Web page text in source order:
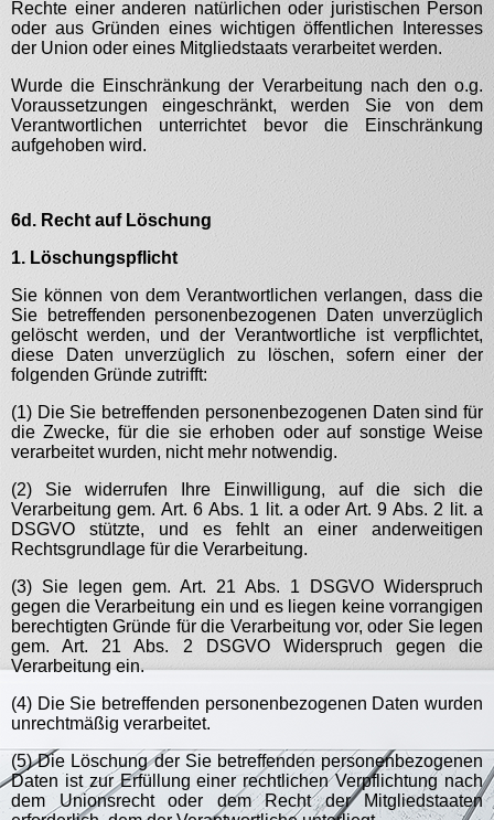
Rechte einer anderen natürlichen oder juristischen Person
oder aus Gründen eines wichtigen öffentlichen Interesses
der Union oder eines Mitgliedstaats verarbeitet werden.
Wurde die Einschränkung der Verarbeitung nach den o.g.
Voraussetzungen eingeschränkt, werden Sie von dem
Verantwortlichen unterrichtet bevor die Einschränkung
aufgehoben wird.
6d. Recht auf Löschung
1. Löschungspflicht
Sie können von dem Verantwortlichen verlangen, dass die
Sie betreffenden personenbezogenen Daten unverzüglich
gelöscht werden, und der Verantwortliche ist verpflichtet,
diese Daten unverzüglich zu löschen, sofern einer der
folgenden Gründe zutrifft:
(1) Die Sie betreffenden personenbezogenen Daten sind für
die Zwecke, für die sie erhoben oder auf sonstige Weise
verarbeitet wurden, nicht mehr notwendig.
(2) Sie widerrufen Ihre Einwilligung, auf die sich die
Verarbeitung gem. Art. 6 Abs. 1 lit. a oder Art. 9 Abs. 2 lit. a
DSGVO stützte, und es fehlt an einer anderweitigen
Rechtsgrundlage für die Verarbeitung.
(3) Sie legen gem. Art. 21 Abs. 1 DSGVO Widerspruch
gegen die Verarbeitung ein und es liegen keine vorrangigen
berechtigten Gründe für die Verarbeitung vor, oder Sie legen
gem. Art. 21 Abs. 2 DSGVO Widerspruch gegen die
Verarbeitung ein.
(4) Die Sie betreffenden personenbezogenen Daten wurden
unrechtmäßig verarbeitet.
(5) Die Löschung der Sie betreffenden personenbezogenen
Daten ist zur Erfüllung einer rechtlichen Verpflichtung nach
dem Unionsrecht oder dem Recht der Mitgliedstaaten